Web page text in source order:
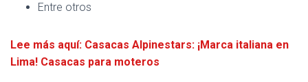
Entre otros
Lee más aquí: Casacas Alpinestars: ¡Marca italiana en
Lima! Casacas para moteros